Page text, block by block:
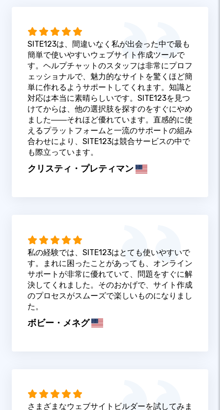
SITE123は、間違いなく私が出会った中で最も
簡単で使いやすいウェブサイト作成ツールで
す。ヘルプチャットのスタッフは非常にプロフ
ェッショナルで、魅力的なサイトを驚くほど簡
単に作れるようサポートしてくれます。知識と
対応は本当に素晴らしいです。SITE123を見つ
けてからは、他の選択肢を探すのをすぐにやめ
ました――それほど優れています。直感的に使
えるプラットフォームと一流のサポートの組み
合わせにより、SITE123は競合サービスの中で
も際立っています。
クリスティ・プレティマン
私の経験では、SITE123はとても使いやすいで
す。まれに困ったことがあっても、オンライン
サポートが非常に優れていて、問題をすぐに解
決してくれました。そのおかげで、サイト作成
のプロセスがスムーズで楽しいものになりまし
た。
ボビー・メネグ
さまざまなウェブサイトビルダーを試してみま